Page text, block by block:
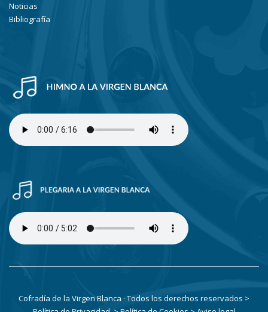
Noticias
Bibliografía
Cofradía de la Virgen Blanca · Todos los derechos reservados >